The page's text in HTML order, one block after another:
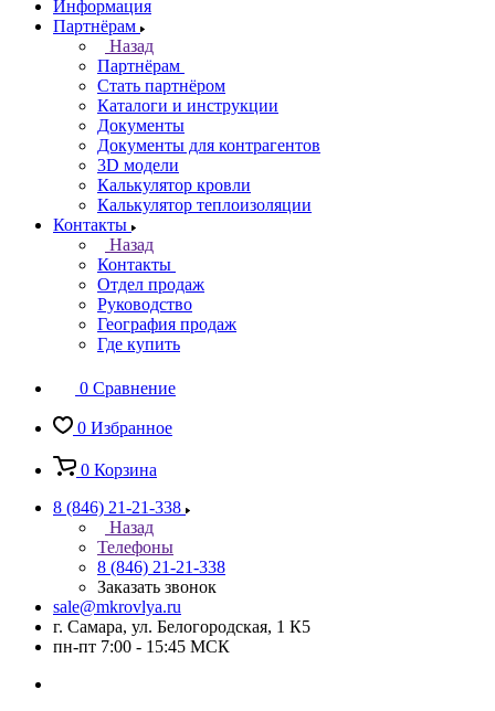
Информация
Партнёрам
Назад
Партнёрам
Стать партнёром
Каталоги и инструкции
Документы
Документы для контрагентов
3D модели
Калькулятор кровли
Калькулятор теплоизоляции
Контакты
Назад
Контакты
Отдел продаж
Руководство
География продаж
Где купить
0 Сравнение
0 Избранное
0 Корзина
8 (846) 21-21-338
Назад
Телефоны
8 (846) 21-21-338
Заказать звонок
sale@mkrovlya.ru
г. Самара, ул. Белогородская, 1 К5
пн-пт 7:00 - 15:45 МСК